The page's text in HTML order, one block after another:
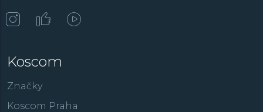
Koscom
Značky
Koscom Praha